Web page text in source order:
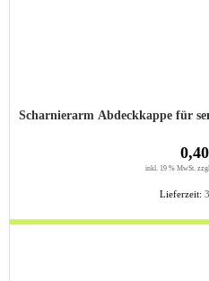
Scharnierarm Abdeckkappe für
Lieferzeit:
inkl. 19 % MwSt.